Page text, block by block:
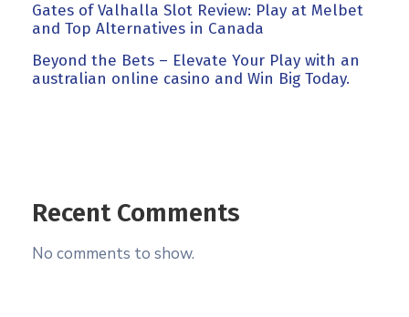
Gates of Valhalla Slot Review: Play at Melbet
and Top Alternatives in Canada
Beyond the Bets – Elevate Your Play with an
australian online casino and Win Big Today.
Recent Comments
No comments to show.